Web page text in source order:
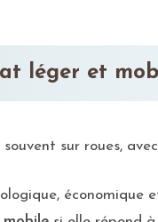
léger et
sur roues,
économique